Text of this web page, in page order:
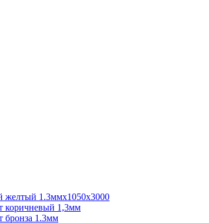
желтый 1.3ммх1050х3000
коричневый 1,3мм
бронза 1.3мм